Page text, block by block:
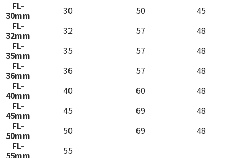
FL-
30mm 30 50
45
FL-
32mm 32 57
48
FL-
35mm 35 57
48
FL-
36mm 36 57
48
FL-
40mm 40 60
48
FL-
45mm 45 69
48
FL-
50mm 50 69
48
FL-
55